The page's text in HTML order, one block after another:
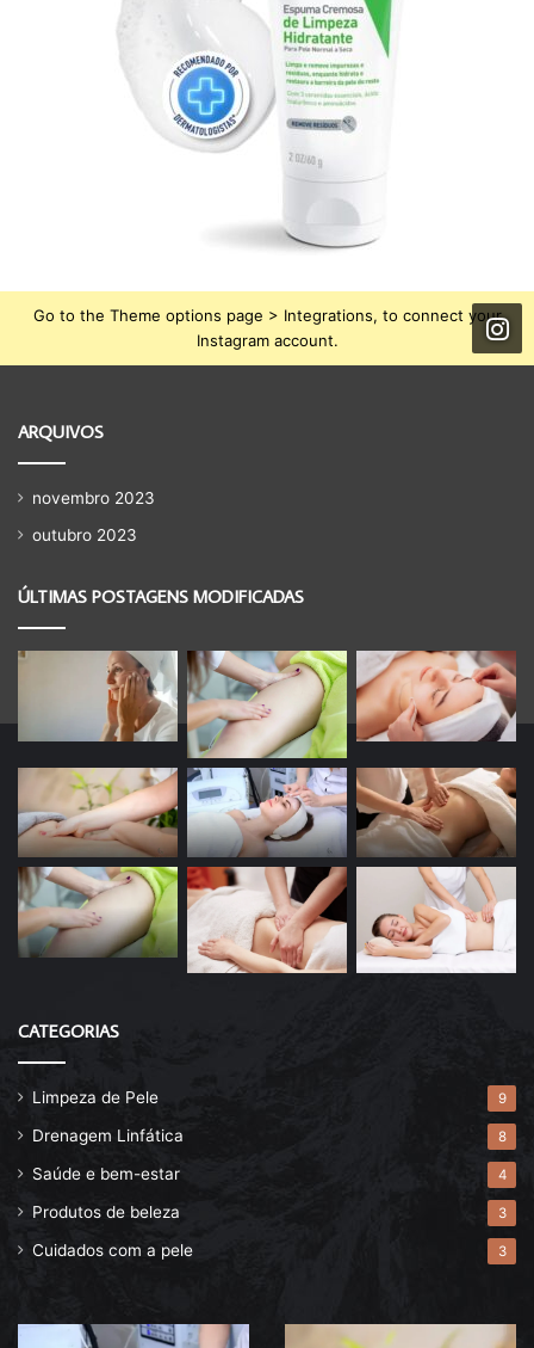
Go to the Theme options page > Integrations, to connect your
Instagram account.
ARQUIVOS
novembro 2023
outubro 2023
ÚLTIMAS POSTAGENS MODIFICADAS
CATEGORIAS
Limpeza de Pele 9
Drenagem Linfática 8
Saúde e bem-estar 4
Produtos de beleza 3
Cuidados com a pele 3
Descubra Drenagem